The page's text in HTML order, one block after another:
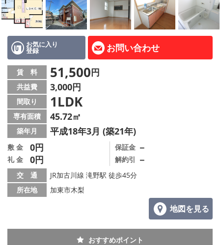
地図から探す
スタッフ紹介
Instagram
店舗情報·アクセス
会社概要
メールでお問い合わせ
お気に入り
登録 お問い合わせ
賃 料 51,500円
共益費 3,000円
間取り 1LDK
専有面積 45.72㎡
築年月 平成18年3月 (築21年)
敷 金 0円
礼 金 0円
保証金 －
解約引 －
交 通
JR加古川線 滝野駅 徒歩45分
所在地
加東市木梨
地図を見る
おすすめポイント